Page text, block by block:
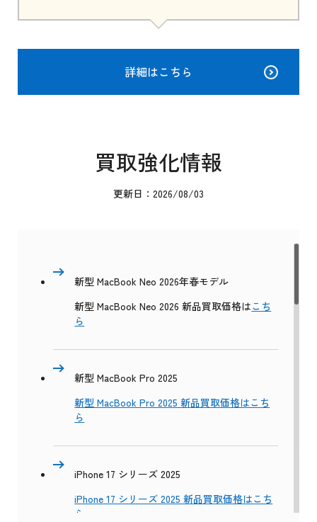
詳細はこちら
買取強化情報
更新日：2026/08/03
新型 MacBook Neo 2026年春モデル
新型 MacBook Neo 2026 新品買取価格はこち
ら
新型 MacBook Pro 2025
新型 MacBook Pro 2025 新品買取価格はこち
ら
iPhone 17 シリーズ 2025
iPhone 17 シリーズ 2025 新品買取価格はこち
ら